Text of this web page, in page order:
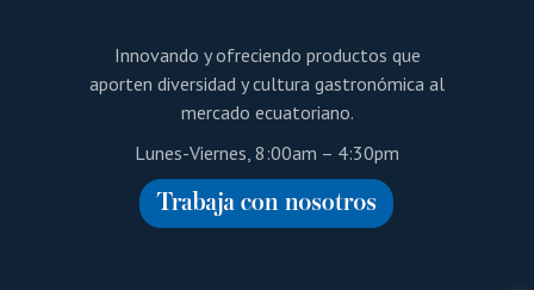
Innovando y ofreciendo productos que
aporten diversidad y cultura gastronómica al
mercado ecuatoriano.
Lunes-Viernes, 8:00am – 4:30pm